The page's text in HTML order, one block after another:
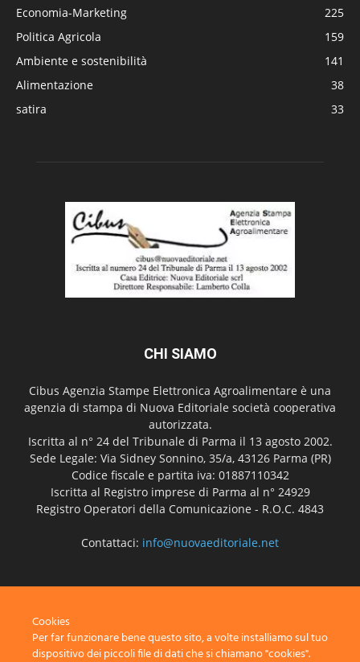
Economia-Marketing
225
Politica Agricola
159
Ambiente e sostenibilità
141
Alimentazione
38
satira
33
CHI SIAMO
Cibus Agenzia Stampe Elettronica Agroalimentare è una
agenzia di stampa di Nuova Editoriale società cooperativa
autorizzata.
Iscritta al n° 24 del Tribunale di Parma il 13 agosto 2002.
Sede Legale: Via Sidney Sonnino, 35/a, 43126 Parma (PR)
Codice fiscale e partita iva: 01887110342
Iscritta al Registro imprese di Parma al n° 24929
Registro Operatori della Comunicazione - R.O.C. 4843
Contattaci: info@nuovaeditoriale.net
Cookies
Per far funzionare bene questo sito, a volte installiamo sul tuo
dispositivo dei piccoli file di dati che si chiamano "cookies".